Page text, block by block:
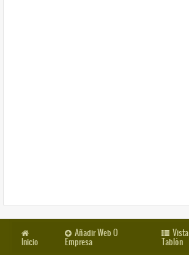
Inicio
Añadir Web O
Empresa
Vista
Tablón